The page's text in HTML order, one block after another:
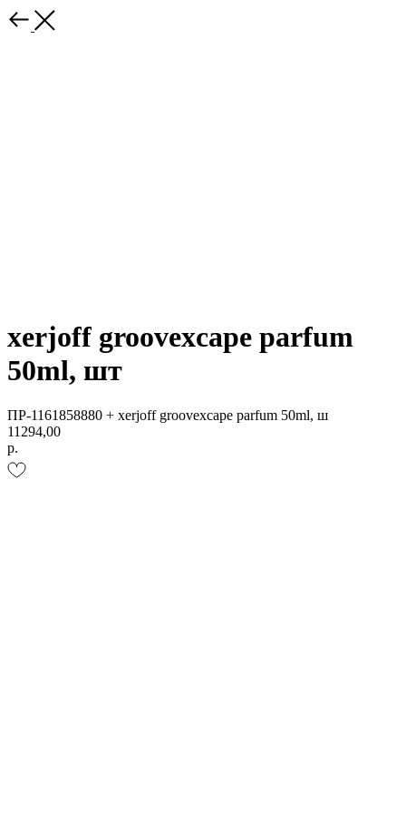
xerjoff groovexcape parfum
50ml, шт
ПР-1161858880 + xerjoff groovexcape parfum 50ml, ш
11294,00
р.